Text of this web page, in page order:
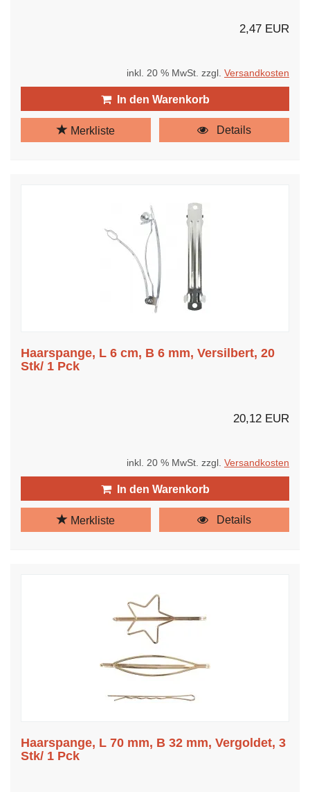
2,47 EUR
inkl. 20 % MwSt. zzgl. Versandkosten
In den Warenkorb
Merkliste Details
Haarspange, L 6 cm, B 6 mm, Versilbert, 20
Stk/ 1 Pck
20,12 EUR
inkl. 20 % MwSt. zzgl. Versandkosten
In den Warenkorb
Merkliste Details
Haarspange, L 70 mm, B 32 mm, Vergoldet, 3
Stk/ 1 Pck